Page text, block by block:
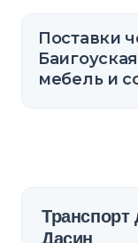
Поставки
мебель и
Транспорт
Дасин